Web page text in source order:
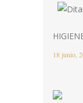
18 junio,